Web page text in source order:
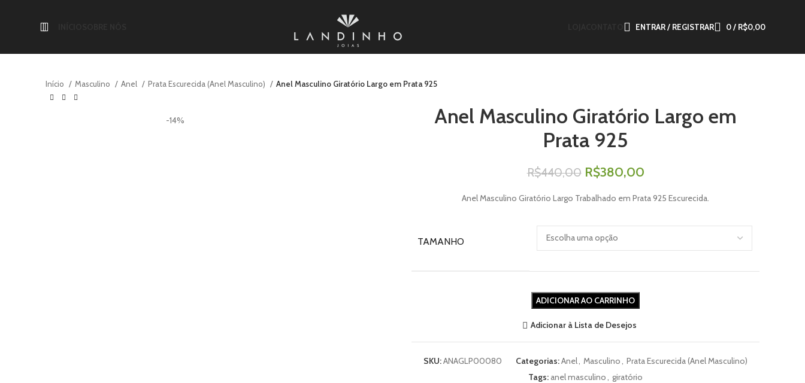
ENTRAR / REGISTRAR 0/ R$0,00
Início Masculino Anel Prata Escurecida (Anel Masculino) Anel Masculino Giratório Largo em Prata 925
-14%
Anel Masculino Giratório Largo em
Prata 925
R$440,00 R$380,00
Anel Masculino Giratório Largo Trabalhado em Prata 925 Escurecida.
TAMANHO
ADICIONAR AO CARRINHO
Adicionar à Lista de Desejos
SKU:ANAGLP00080 Categorias:Anel Masculino
Prata Escurecida (Anel Masculino)
Tags: anel masculino
giratório